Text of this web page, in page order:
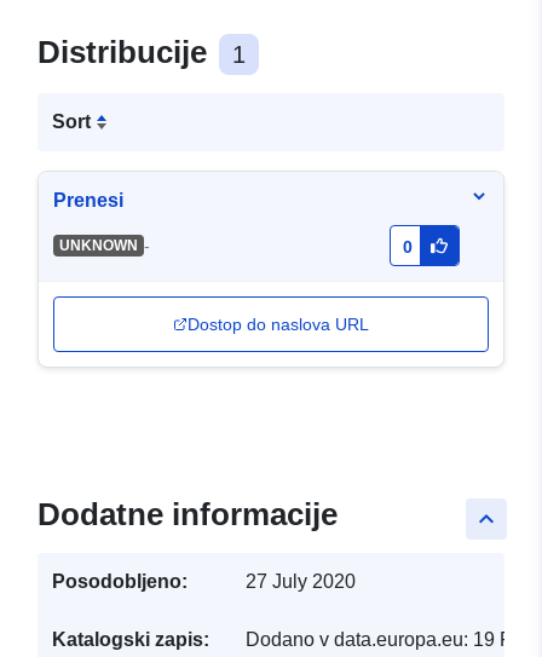
Distribucije 1
Sort
Prenesi
UNKNOWN - 0
Dostop do naslova URL
keyboard_arrow_up
Dodatne informacije
Posodobljeno: 27 July 2020
Katalogski zapis: Dodano v data.europa.eu: 19